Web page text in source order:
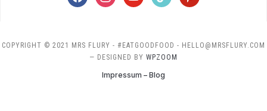
COPYRIGHT © 2021 MRS FLURY - #EATGOODFOOD - HELLO@MRSFLURY.COM
— DESIGNED BY WPZOOM
Impressum – Blog